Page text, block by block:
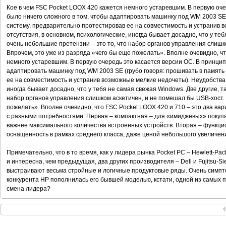
Кое в чем FSC Pocket LOOX 420 кажется немного устаревшим. В первую
было ничего сложного в том, чтобы адаптировать машинку под WM 2003
систему, предварительно протестировав ее на совместимость и
отсутствия, в основном, психологические, иногда бывает досадно, что у
очень небольшие претензии – это то, что набор органов управления
Впрочем, это уже из разряда «чего бы еще пожелать». Вполне очевидно,
немного устаревшим. В первую очередь это касается версии ОС. В
адаптировать машинку под WM 2003 SE (грубо говоря: прошивать в
ее на совместимость и устранив возможные мелкие недочеты). Неудобства
иногда бывает досадно, что у тебя не самая свежая Windows. Две другие,
набор органов управления слишком аскетичен, и не помешал бы USB-
пожелать». Вполне очевидно, что FSC Pocket LOOX 420 и 710 – это два
с разными потребностями. Первая – компактная – для «имиджевых»
важнее максимального количества встроенных устройств. Вторая –
оснащенность в рамках среднего класса, даже ценой небольшого
Примечательно, что в то время, как у лидера рынка Pocket PC – Hewlett-
и интересна, чем предыдущая, два других производителя – Dell и Fujitsu-
выстраивают весьма стройные и логичные продуктовые ряды. Очень
конкурента HP пополнилась его бывшей моделью, кстати, одной из самых
смена лидера?